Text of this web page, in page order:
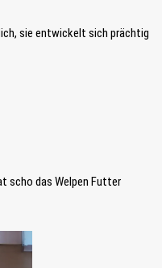
sie entwickelt sich prächtig
scho das Welpen Futter